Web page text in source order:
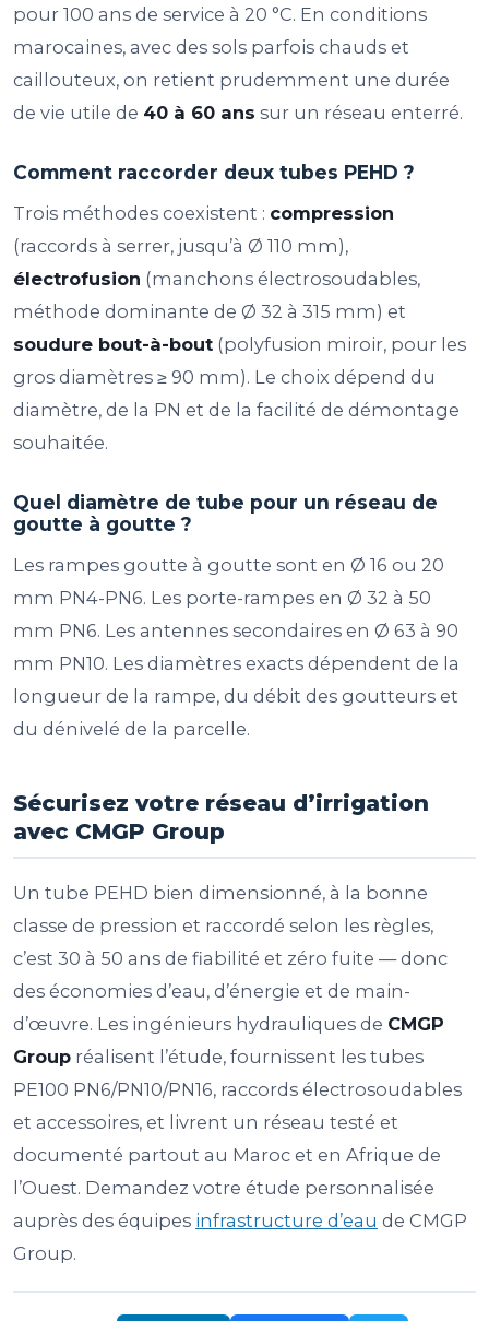
pour 100 ans de service à 20 °C. En conditions
marocaines, avec des sols parfois chauds et
caillouteux, on retient prudemment une durée
de vie utile de 40 à 60 ans sur un réseau enterré.
Comment raccorder deux tubes PEHD ?
Trois méthodes coexistent : compression
(raccords à serrer, jusqu’à Ø 110 mm),
électrofusion (manchons électrosoudables,
méthode dominante de Ø 32 à 315 mm) et
soudure bout-à-bout (polyfusion miroir, pour les
gros diamètres ≥ 90 mm). Le choix dépend du
diamètre, de la PN et de la facilité de démontage
souhaitée.
Quel diamètre de tube pour un réseau de
goutte à goutte ?
Les rampes goutte à goutte sont en Ø 16 ou 20
mm PN4-PN6. Les porte-rampes en Ø 32 à 50
mm PN6. Les antennes secondaires en Ø 63 à 90
mm PN10. Les diamètres exacts dépendent de la
longueur de la rampe, du débit des goutteurs et
du dénivelé de la parcelle.
Sécurisez votre réseau d’irrigation
avec CMGP Group
Un tube PEHD bien dimensionné, à la bonne
classe de pression et raccordé selon les règles,
c’est 30 à 50 ans de fiabilité et zéro fuite — donc
des économies d’eau, d’énergie et de main-
d’œuvre. Les ingénieurs hydrauliques de CMGP
Group réalisent l’étude, fournissent les tubes
PE100 PN6/PN10/PN16, raccords électrosoudables
et accessoires, et livrent un réseau testé et
documenté partout au Maroc et en Afrique de
l’Ouest. Demandez votre étude personnalisée
auprès des équipes infrastructure d’eau de CMGP
Group.